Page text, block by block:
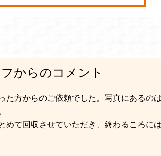
からのコメント
方からのご依頼でした。写真にあるの
て回収させていただき、終わるころに